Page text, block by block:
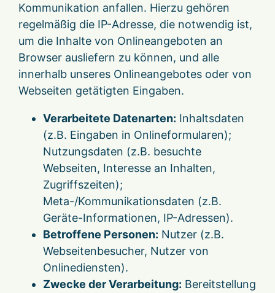
Kommunikation anfallen. Hierzu gehören
regelmäßig die IP-Adresse, die notwendig ist,
um die Inhalte von Onlineangeboten an
Browser ausliefern zu können, und alle
innerhalb unseres Onlineangebotes oder von
Webseiten getätigten Eingaben.
Verarbeitete Datenarten: Inhaltsdaten
(z.B. Eingaben in Onlineformularen);
Nutzungsdaten (z.B. besuchte
Webseiten, Interesse an Inhalten,
Zugriffszeiten);
Meta-/Kommunikationsdaten (z.B.
Geräte-Informationen, IP-Adressen).
Betroffene Personen: Nutzer (z.B.
Webseitenbesucher, Nutzer von
Onlinediensten).
Zwecke der Verarbeitung: Bereitstellung